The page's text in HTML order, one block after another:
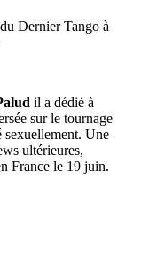
Dernier Tango à
il a dédié à
sur le tournage
sexuellement. Une
ultérieures,
France le 19 juin.